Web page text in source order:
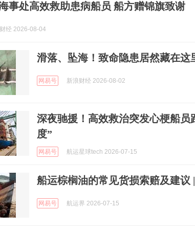
事处高效救助患病船员 船方赠锦旗致谢
经 2026-08-04
滑落、坠海！致命隐患居然藏在这
网易号 新浪财经 2026-08-02
深夜驰援！高效救治突发心梗船员
度”
网易号 航运星球tech 2026-07-15
船运棕榈油的常见货损索赔及建议
网易号 航运界 2026-07-15